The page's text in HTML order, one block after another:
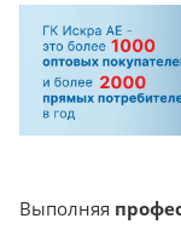
Выполняя